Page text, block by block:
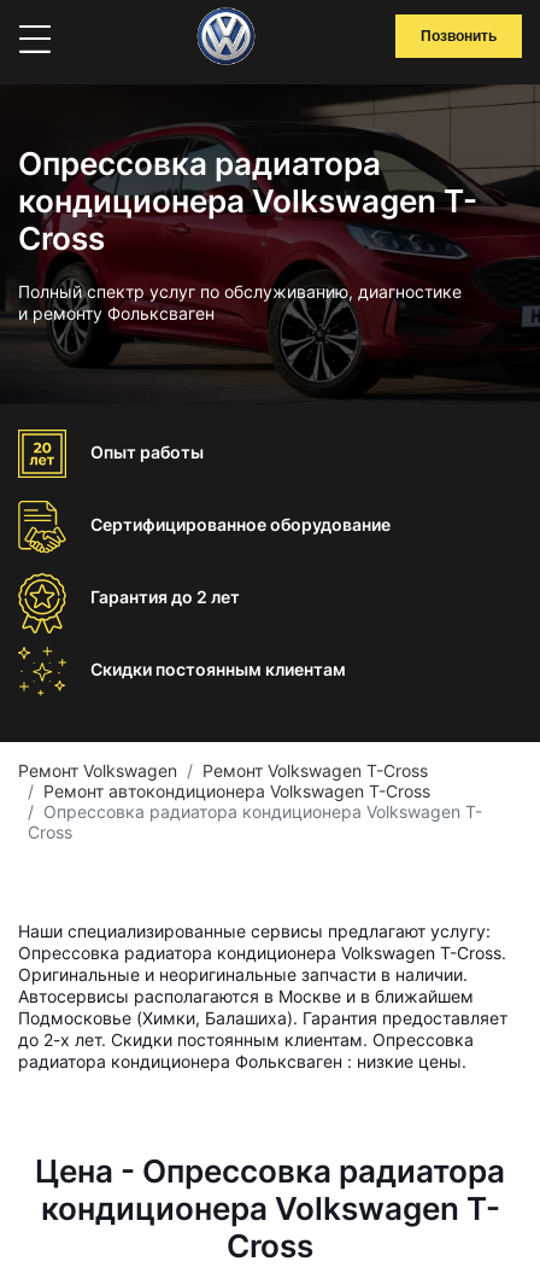
Позвонить
Опрессовка радиатора
кондиционера Volkswagen T-
Cross
Полный спектр услуг по обслуживанию, диагностике
и ремонту Фольксваген
Опыт работы
Сертифицированноеоборудование
Гарантиядо 2 лет
Скидки постоянным клиентам
Ремонт Volkswagen
Ремонт Volkswagen T-Cross
Ремонт автокондиционера Volkswagen T-Cross
Опрессовка радиатора кондиционера Volkswagen T-
Cross
Наши специализированные сервисы предлагают услугу:
Опрессовка радиатора кондиционера Volkswagen T-Cross.
Оригинальные и неоригинальные запчасти в наличии.
Автосервисы располагаются в Москве и в ближайшем
Подмосковье (Химки, Балашиха). Гарантия предоставляет
до 2-х лет. Скидки постоянным клиентам. Опрессовка
радиатора кондиционера Фольксваген : низкие цены.
Цена - Опрессовка радиатора
кондиционера Volkswagen T-
Cross